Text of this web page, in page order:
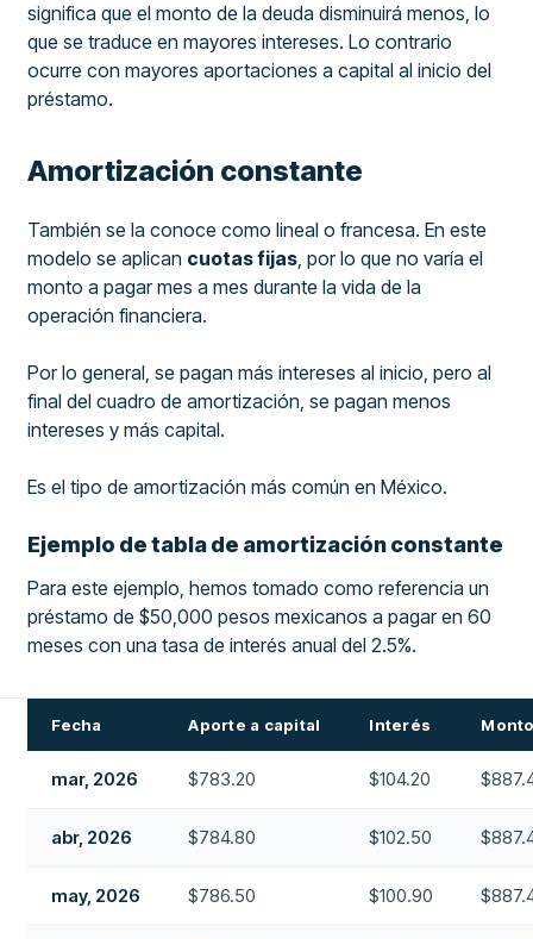
significa que el monto de la deuda disminuirá menos, lo
que se traduce en mayores intereses. Lo contrario
ocurre con mayores aportaciones a capital al inicio del
préstamo.
Amortización constante
También se la conoce como lineal o francesa. En este
modelo se aplican cuotas fijas, por lo que no varía el
monto a pagar mes a mes durante la vida de la
operación financiera.
Por lo general, se pagan más intereses al inicio, pero al
final del cuadro de amortización, se pagan menos
intereses y más capital.
Es el tipo de amortización más común en México.
Ejemplo de tabla de amortización constante
Para este ejemplo, hemos tomado como referencia un
préstamo de $50,000 pesos mexicanos a pagar en 60
meses con una tasa de interés anual del 2.5%.
Fecha Aporte a capital Interés
mar, 2026 $783.20 $104.20
abr, 2026 $784.80 $102.50
may, 2026 $786.50 $100.90